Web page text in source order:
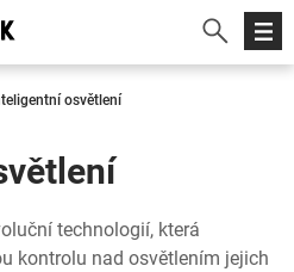
osvětlení
technologií, která
kontrolu nad osvětlením jejich